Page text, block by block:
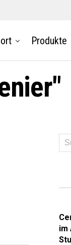
Produkte
im